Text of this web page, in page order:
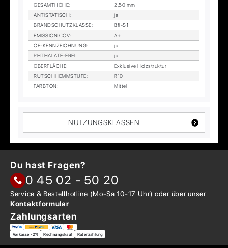
GE­SAMT­HÖ­HE:
2,50 mm
AN­TI­STA­TISCH:
ja
BRAND­SCHUTZ­KLAS­SE:
Bfl-S1
EMIS­SI­ON COV:
A+
CE-KENN­ZEICH­NUNG:
ja
PHTHA­LA­TE-FREI:
ja
OBER­FLÄ­CHE:
Ex­klu­si­ve Holz­struk­tur
RUTSCH­HEMM­STU­FE:
R10
FARB­TON: Mit­tel
NUTZUNGSKLASSEN
Du hast Fragen?
0 45 02 - 50 20
Service & Bestellhotline (Mo-Sa 10-17 Uhr) oder überunser
Kontaktformular
Zahlungsarten
Vorkasse -2% Rechnungskauf Ratenzahlung